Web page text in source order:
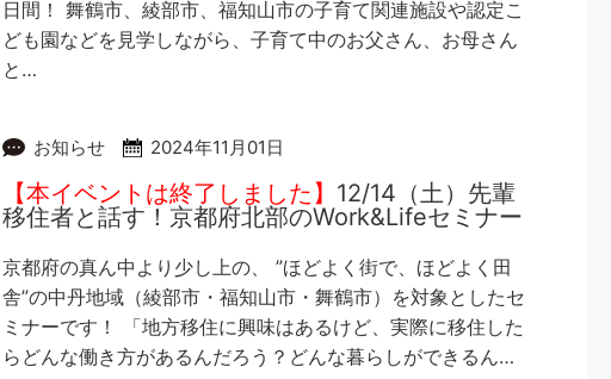
日間！ 舞鶴市、綾部市、福知山市の子育て関連施設や認定こ
ども園などを見学しながら、子育て中のお父さん、お母さん
と…
お知らせ 2024年11月01日
【本イベントは終了しました】 12/14（土）先輩
移住者と話す！京都府北部のWork&Lifeセミナー
京都府の真ん中より少し上の、 ”ほどよく街で、ほどよく田
舎”の中丹地域（綾部市・福知山市・舞鶴市）を対象としたセ
ミナーです！ 「地方移住に興味はあるけど、実際に移住した
らどんな働き方があるんだろう？どんな暮らしができるん…